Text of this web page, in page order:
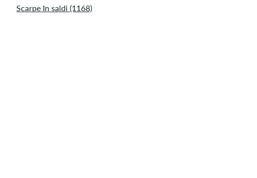
Scarpe In saldi (1168)